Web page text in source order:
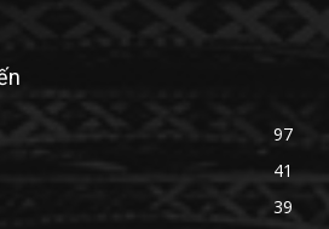
97
41
39